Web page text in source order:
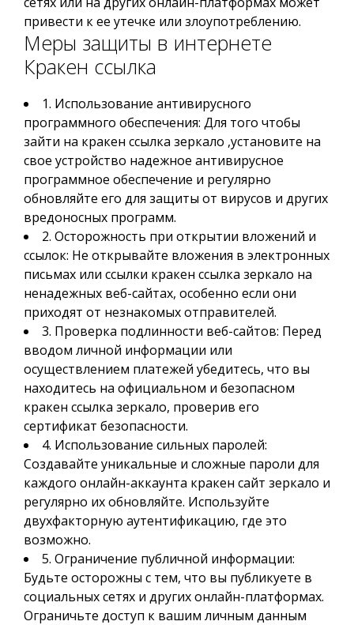
привести к ее утечке или злоупотреблению.
Меры защиты в интернете
Кракен ссылка
1. Использование антивирусного
программного обеспечения: Для того чтобы
зайти на кракен ссылка зеркало ,установите на
свое устройство надежное антивирусное
программное обеспечение и регулярно
обновляйте его для защиты от вирусов и других
вредоносных программ.
2. Осторожность при открытии вложений и
ссылок: Не открывайте вложения в электронных
письмах или ссылки кракен ссылка зеркало на
ненадежных веб-сайтах, особенно если они
приходят от незнакомых отправителей.
3. Проверка подлинности веб-сайтов: Перед
вводом личной информации или
осуществлением платежей убедитесь, что вы
находитесь на официальном и безопасном
кракен ссылка зеркало, проверив его
сертификат безопасности.
4. Использование сильных паролей:
Создавайте уникальные и сложные пароли для
каждого онлайн-аккаунта кракен сайт зеркало и
регулярно их обновляйте. Используйте
двухфакторную аутентификацию, где это
возможно.
5. Ограничение публичной информации:
Будьте осторожны с тем, что вы публикуете в
социальных сетях и других онлайн-платформах.
Ограничьте доступ к вашим личным данным